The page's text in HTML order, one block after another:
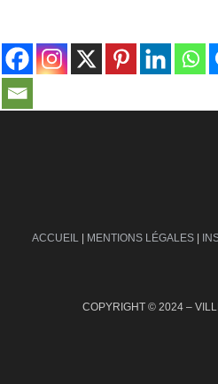
ACCUEIL | MENTIONS LÉGALES |
COPYRIGHT © 2024 –